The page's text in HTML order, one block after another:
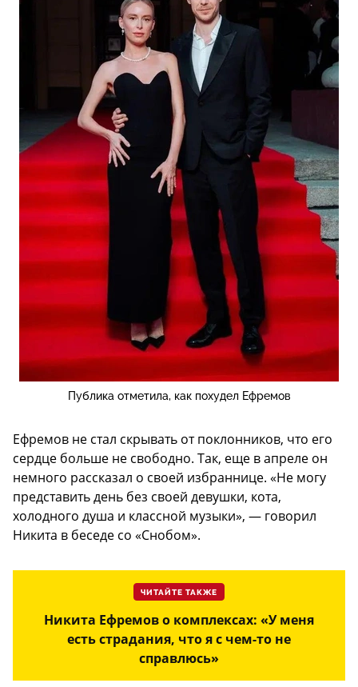
Публика отметила, как похудел Ефремов
Ефремов не стал скрывать от поклонников, что его
сердце больше не свободно. Так, еще в апреле он
немного рассказал о своей избраннице. «Не могу
представить день без своей девушки, кота,
холодного душа и классной музыки», — говорил
Никита в беседе со «Снобом».
ЧИТАЙТЕ ТАКЖЕ
Никита Ефремов о комплексах: «У меня
есть страдания, что я с чем-то не
справлюсь»